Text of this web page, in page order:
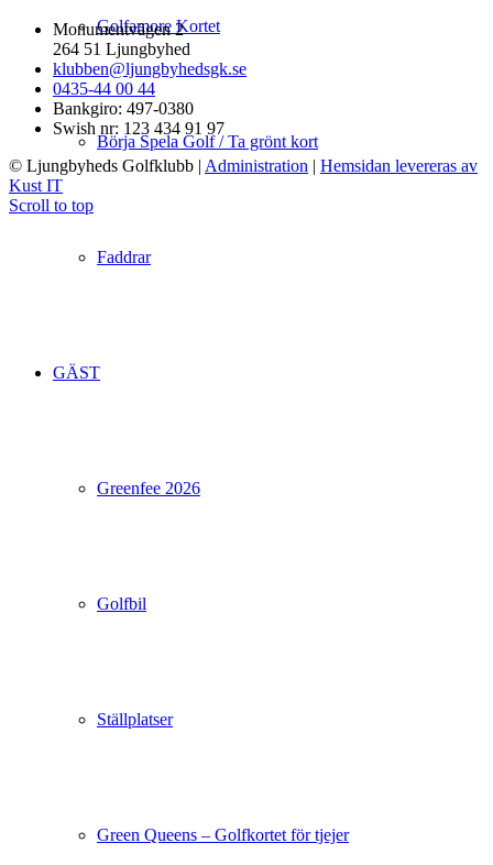
Golfamore Kortet
Börja Spela Golf / Ta grönt kort
Faddrar
GÄST
Greenfee 2026
Golfbil
Ställplatser
Green Queens – Golfkortet för tjejer
Monumentvägen 2
264 51 Ljungbyhed
klubben@ljungbyhedsgk.se
0435-44 00 44
Bankgiro: 497-0380
Swish nr: 123 434 91 97
© Ljungbyheds Golfklubb | Administration | Hemsidan levereras av
Kust IT
Scroll to top